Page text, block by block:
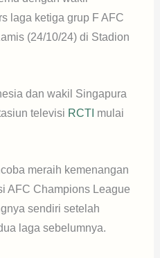
laga ketiga grup F AFC
(24/10/24) di Stadion
dan wakil Singapura
televisi RCTI mulai
meraih kemenangan
AFC Champions League
sendiri setelah
laga sebelumnya.